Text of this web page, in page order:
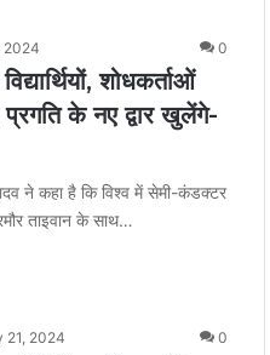
2024 0
शोधकर्ताओं
के नए द्वार खुलेंगे-
ने कहा है कि विश्व में सेमी-कंडक्टर
ताइवान के साथ…
21, 2024 0